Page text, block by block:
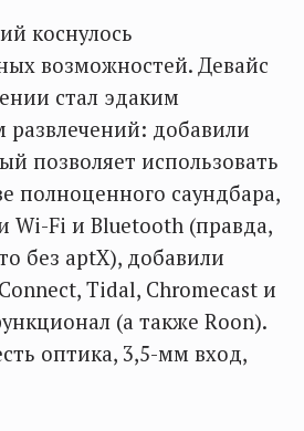
коснулось
возможностей. Девайс
стал эдаким
добавили
позволяет использовать
полноценного саундбара,
Wi-Fi и Bluetooth (правда,
без aptX), добавили
Tidal, Chromecast и
(а также Roon).
оптика, 3,5-мм вход,